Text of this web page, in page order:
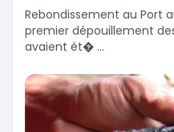
Rebondissement au Port
premier dépouillement
avaient ét� ...